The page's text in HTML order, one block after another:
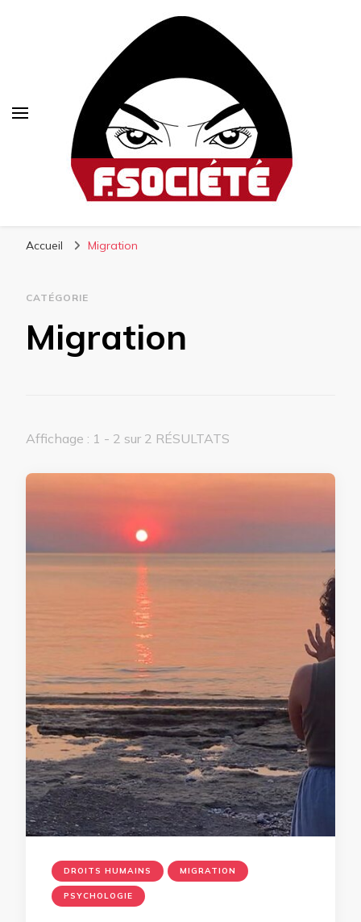
Accueil Migration
CATÉGORIE
Migration
Affichage : 1 - 2 sur 2 RÉSULTATS
DROITS HUMAINS MIGRATION
PSYCHOLOGIE